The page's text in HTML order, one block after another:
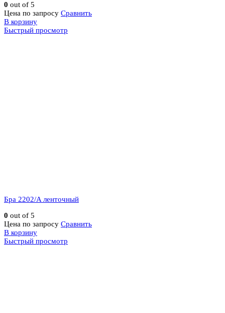
0 out of 5
Цена по запросу Сравнить
В корзину
Быстрый просмотр
Бра 2202/A ленточный
0 out of 5
Цена по запросу Сравнить
В корзину
Быстрый просмотр